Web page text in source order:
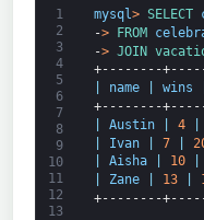
1
2
3
4
5
6
7
8
9
10
11
12
13
mysql> SELECT
-> FROM
-> JOIN
+--------
name wins
+--------
Austin 4
Ivan 7
Aisha 10
Zane 13
+--------